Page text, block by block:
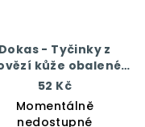
Dokas - Tyčinky z
kůže obalené
kuřecím 50 g
52 Kč
Momentálně
nedostupné